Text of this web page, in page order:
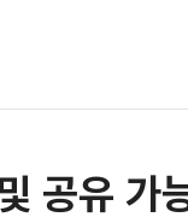
공유 가